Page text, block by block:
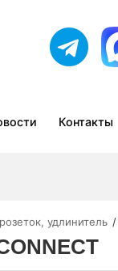
Контакты
удлинитель